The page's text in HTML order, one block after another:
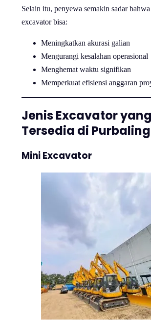
Selain itu, penyewa semakin sadar
excavator bisa:
Meningkatkan akurasi galian
Mengurangi kesalahan operasional
Menghemat waktu signifikan
Memperkuat efisiensi anggaran
Jenis Excavator yang
Tersedia di
Mini Excavator